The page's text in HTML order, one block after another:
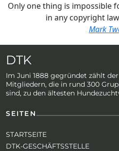
Only one thing is impossible
in any copyright
Mark
DTK
Im Juni 1888 gegründet zählt
Mitgliedern, die in rund 300
sind, zu den ältesten
SEITEN
STARTSEITE
DTK-GESCHÄFTSSTELLE